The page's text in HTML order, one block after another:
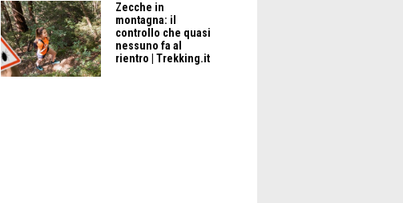
Zecche in
montagna: il
controllo che quasi
nessuno fa al
rientro | Trekking.it